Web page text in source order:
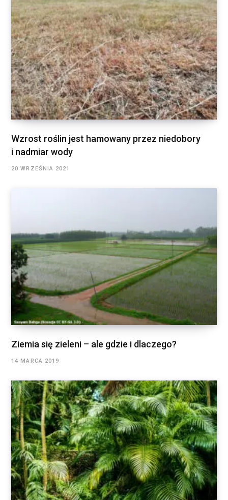
Wzrost roślin jest hamowany przez niedobory
i nadmiar wody
20 WRZEŚNIA 2021
Ziemia się zieleni – ale gdzie i dlaczego?
14 MARCA 2019